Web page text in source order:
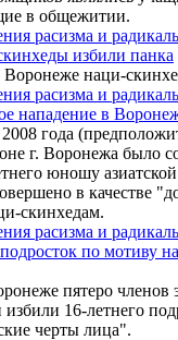
в общежитии.
расизма и
избили панка
Воронеже наци-
расизма и
нападение в
года
г. Воронежа было
юношу
в качестве
скинхедам.
расизма и
по мотиву
пятеро членов
избили 16-летнего
черты лица".